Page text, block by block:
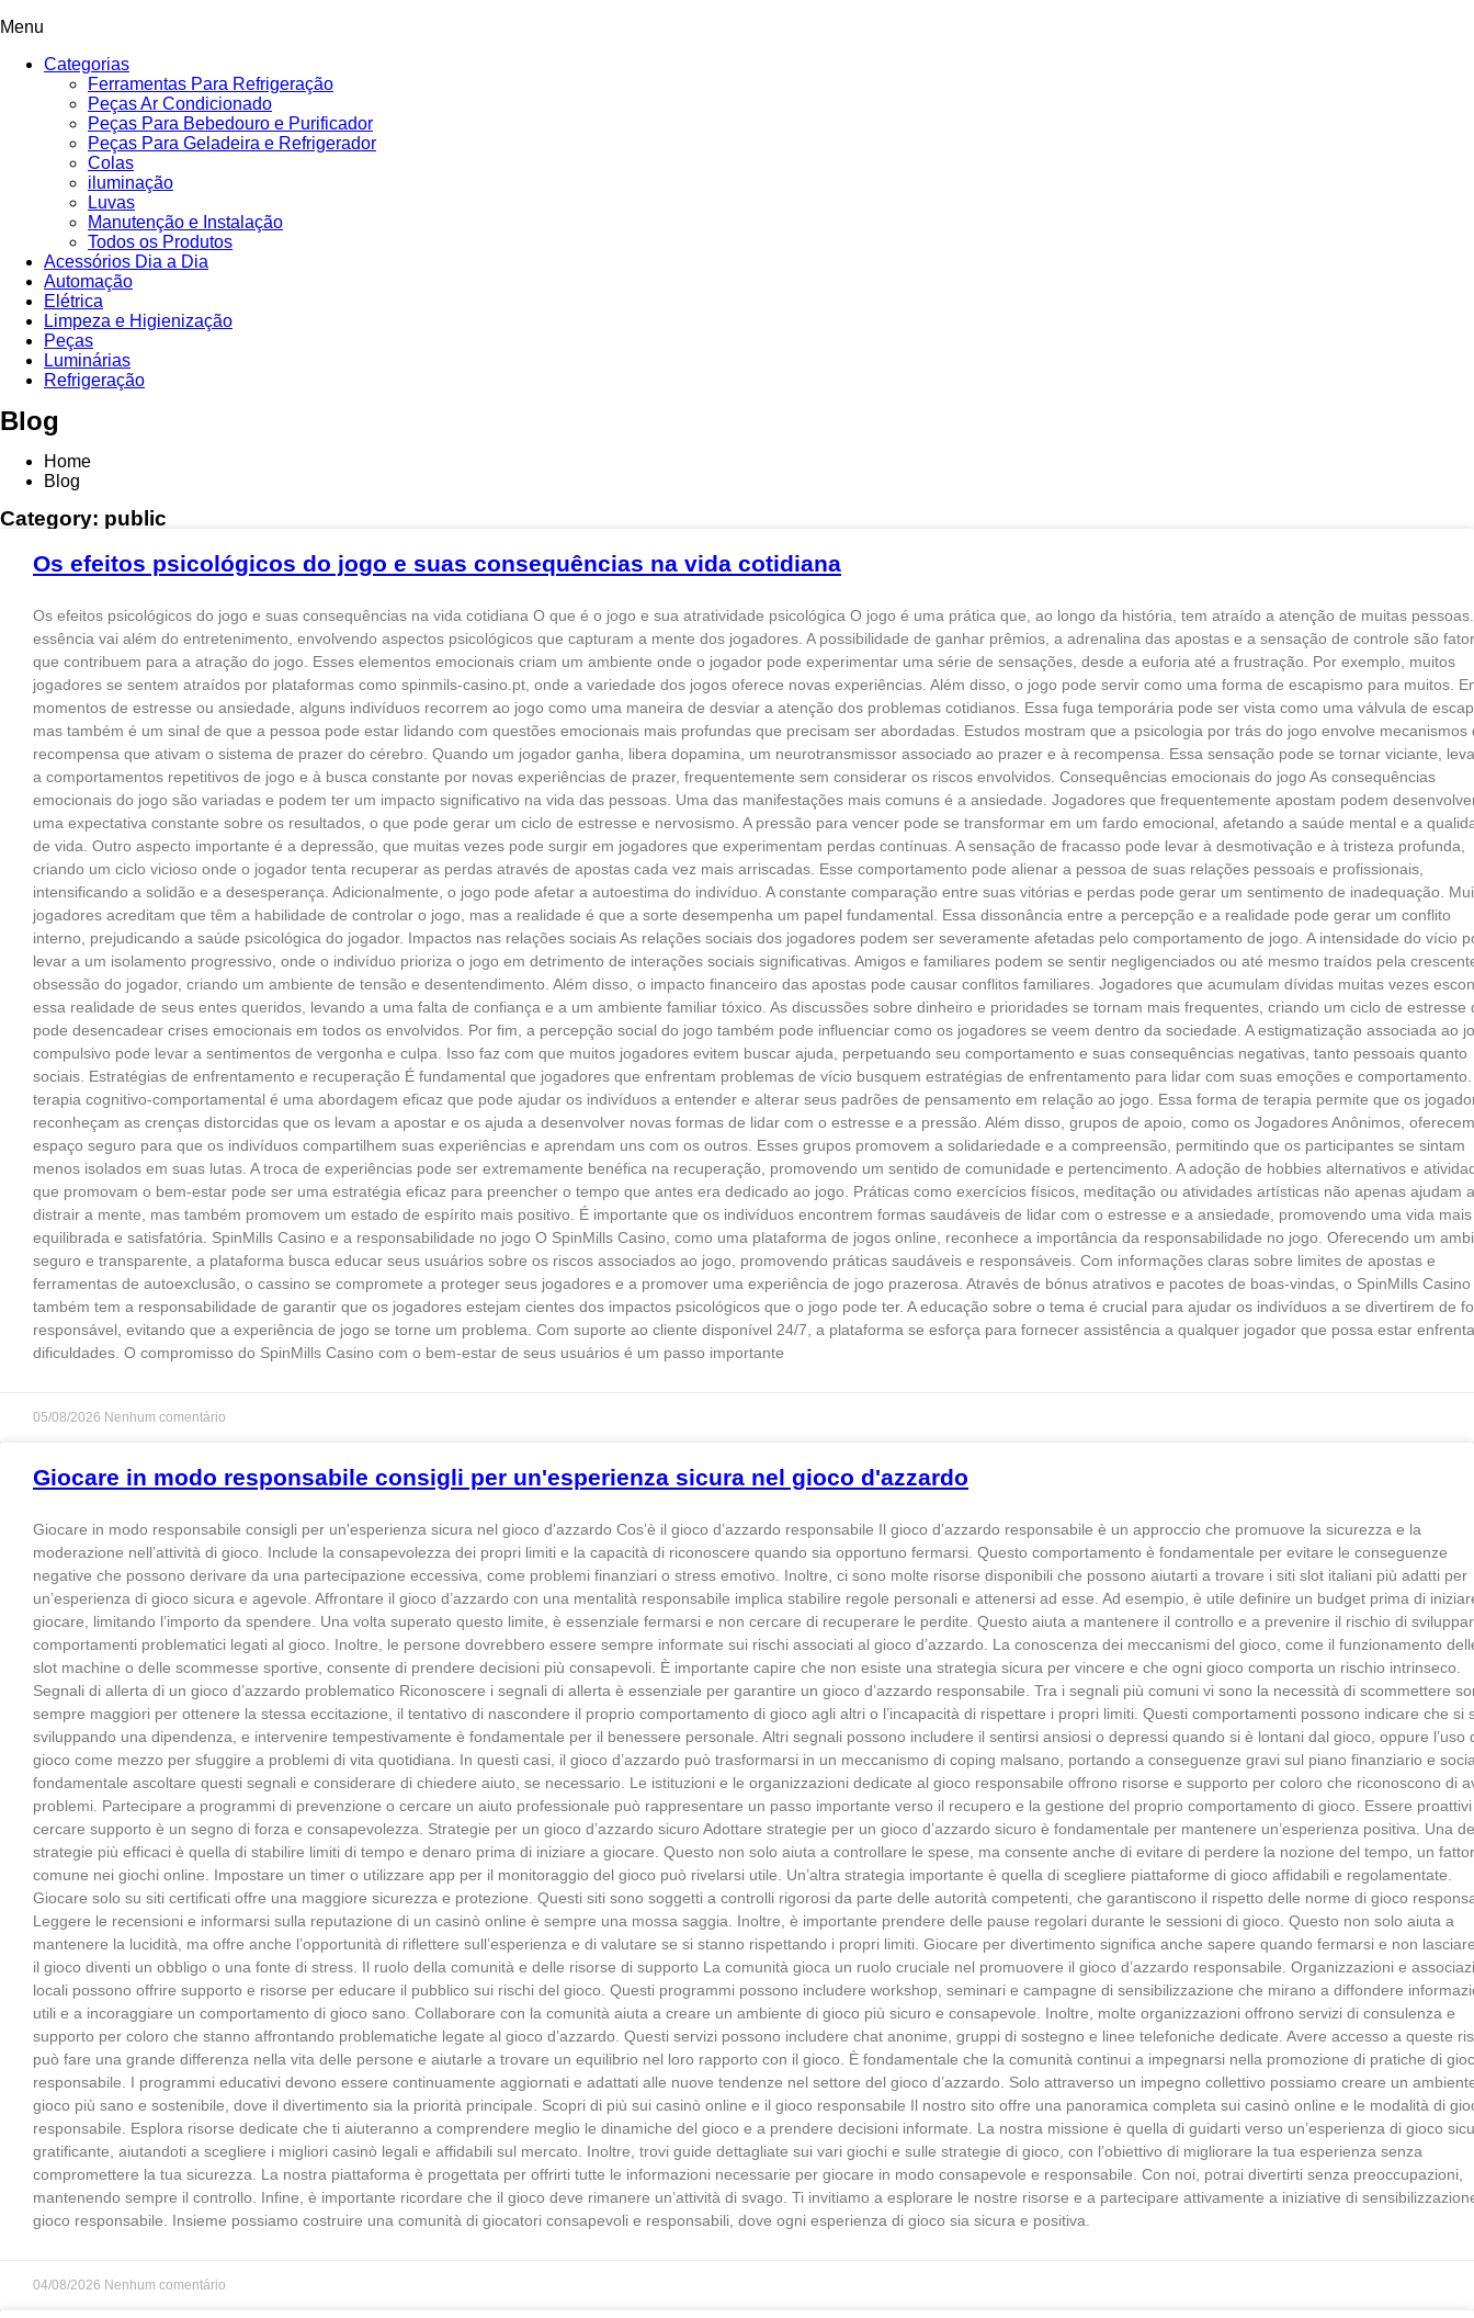
Menu
Categorias
Ferramentas Para Refrigeração
Peças Ar Condicionado
Peças Para Bebedouro e Purificador
Peças Para Geladeira e Refrigerador
Colas
iluminação
Luvas
Manutenção e Instalação
Todos os Produtos
Acessórios Dia a Dia
Automação
Elétrica
Limpeza e Higienização
Peças
Luminárias
Refrigeração
Blog
Home
Blog
Category: public
Os efeitos psicológicos do jogo e suas consequências na vida cotidiana
Os efeitos psicológicos do jogo e suas consequências na vida cotidiana O que é o jogo e sua atratividade psicológica O jogo é uma prática que, ao longo da história, tem atraído a atenção de muitas
essência vai além do entretenimento, envolvendo aspectos psicológicos que capturam a mente dos jogadores. A possibilidade de ganhar prêmios, a adrenalina das apostas e a sensação de controle são
que contribuem para a atração do jogo. Esses elementos emocionais criam um ambiente onde o jogador pode experimentar uma série de sensações, desde a euforia até a frustração. Por exemplo, muitos
jogadores se sentem atraídos por plataformas como spinmils-casino.pt, onde a variedade dos jogos oferece novas experiências. Além disso, o jogo pode servir como uma forma de escapismo para muitos.
momentos de estresse ou ansiedade, alguns indivíduos recorrem ao jogo como uma maneira de desviar a atenção dos problemas cotidianos. Essa fuga temporária pode ser vista como uma válvula de
mas também é um sinal de que a pessoa pode estar lidando com questões emocionais mais profundas que precisam ser abordadas. Estudos mostram que a psicologia por trás do jogo envolve mecanismos
recompensa que ativam o sistema de prazer do cérebro. Quando um jogador ganha, libera dopamina, um neurotransmissor associado ao prazer e à recompensa. Essa sensação pode se tornar viciante,
a comportamentos repetitivos de jogo e à busca constante por novas experiências de prazer, frequentemente sem considerar os riscos envolvidos. Consequências emocionais do jogo As consequências
emocionais do jogo são variadas e podem ter um impacto significativo na vida das pessoas. Uma das manifestações mais comuns é a ansiedade. Jogadores que frequentemente apostam podem
uma expectativa constante sobre os resultados, o que pode gerar um ciclo de estresse e nervosismo. A pressão para vencer pode se transformar em um fardo emocional, afetando a saúde mental e a
de vida. Outro aspecto importante é a depressão, que muitas vezes pode surgir em jogadores que experimentam perdas contínuas. A sensação de fracasso pode levar à desmotivação e à tristeza profunda,
criando um ciclo vicioso onde o jogador tenta recuperar as perdas através de apostas cada vez mais arriscadas. Esse comportamento pode alienar a pessoa de suas relações pessoais e profissionais,
intensificando a solidão e a desesperança. Adicionalmente, o jogo pode afetar a autoestima do indivíduo. A constante comparação entre suas vitórias e perdas pode gerar um sentimento de inadequação.
jogadores acreditam que têm a habilidade de controlar o jogo, mas a realidade é que a sorte desempenha um papel fundamental. Essa dissonância entre a percepção e a realidade pode gerar um conflito
interno, prejudicando a saúde psicológica do jogador. Impactos nas relações sociais As relações sociais dos jogadores podem ser severamente afetadas pelo comportamento de jogo. A intensidade do vício
levar a um isolamento progressivo, onde o indivíduo prioriza o jogo em detrimento de interações sociais significativas. Amigos e familiares podem se sentir negligenciados ou até mesmo traídos pela
obsessão do jogador, criando um ambiente de tensão e desentendimento. Além disso, o impacto financeiro das apostas pode causar conflitos familiares. Jogadores que acumulam dívidas muitas vezes
essa realidade de seus entes queridos, levando a uma falta de confiança e a um ambiente familiar tóxico. As discussões sobre dinheiro e prioridades se tornam mais frequentes, criando um ciclo de estresse
pode desencadear crises emocionais em todos os envolvidos. Por fim, a percepção social do jogo também pode influenciar como os jogadores se veem dentro da sociedade. A estigmatização associada ao
compulsivo pode levar a sentimentos de vergonha e culpa. Isso faz com que muitos jogadores evitem buscar ajuda, perpetuando seu comportamento e suas consequências negativas, tanto pessoais quanto
sociais. Estratégias de enfrentamento e recuperação É fundamental que jogadores que enfrentam problemas de vício busquem estratégias de enfrentamento para lidar com suas emoções e comportamento.
terapia cognitivo-comportamental é uma abordagem eficaz que pode ajudar os indivíduos a entender e alterar seus padrões de pensamento em relação ao jogo. Essa forma de terapia permite que os
reconheçam as crenças distorcidas que os levam a apostar e os ajuda a desenvolver novas formas de lidar com o estresse e a pressão. Além disso, grupos de apoio, como os Jogadores Anônimos,
espaço seguro para que os indivíduos compartilhem suas experiências e aprendam uns com os outros. Esses grupos promovem a solidariedade e a compreensão, permitindo que os participantes se sintam
menos isolados em suas lutas. A troca de experiências pode ser extremamente benéfica na recuperação, promovendo um sentido de comunidade e pertencimento. A adoção de hobbies alternativos e
que promovam o bem-estar pode ser uma estratégia eficaz para preencher o tempo que antes era dedicado ao jogo. Práticas como exercícios físicos, meditação ou atividades artísticas não apenas ajudam a
distrair a mente, mas também promovem um estado de espírito mais positivo. É importante que os indivíduos encontrem formas saudáveis de lidar com o estresse e a ansiedade, promovendo uma vida mais
equilibrada e satisfatória. SpinMills Casino e a responsabilidade no jogo O SpinMills Casino, como uma plataforma de jogos online, reconhece a importância da responsabilidade no jogo. Oferecendo um
seguro e transparente, a plataforma busca educar seus usuários sobre os riscos associados ao jogo, promovendo práticas saudáveis e responsáveis. Com informações claras sobre limites de apostas e
ferramentas de autoexclusão, o cassino se compromete a proteger seus jogadores e a promover uma experiência de jogo prazerosa. Através de bónus atrativos e pacotes de boas-vindas, o SpinMills Casino
também tem a responsabilidade de garantir que os jogadores estejam cientes dos impactos psicológicos que o jogo pode ter. A educação sobre o tema é crucial para ajudar os indivíduos a se divertirem de
responsável, evitando que a experiência de jogo se torne um problema. Com suporte ao cliente disponível 24/7, a plataforma se esforça para fornecer assistência a qualquer jogador que possa estar
dificuldades. O compromisso do SpinMills Casino com o bem-estar de seus usuários é um passo importante
05/08/2026 Nenhum comentário
Giocare in modo responsabile consigli per un'esperienza sicura nel gioco d'azzardo
Giocare in modo responsabile consigli per un'esperienza sicura nel gioco d'azzardo Cos’è il gioco d’azzardo responsabile Il gioco d’azzardo responsabile è un approccio che promuove la sicurezza e la
moderazione nell’attività di gioco. Include la consapevolezza dei propri limiti e la capacità di riconoscere quando sia opportuno fermarsi. Questo comportamento è fondamentale per evitare le conseguenze
negative che possono derivare da una partecipazione eccessiva, come problemi finanziari o stress emotivo. Inoltre, ci sono molte risorse disponibili che possono aiutarti a trovare i siti slot italiani più adatti per
un’esperienza di gioco sicura e agevole. Affrontare il gioco d’azzardo con una mentalità responsabile implica stabilire regole personali e attenersi ad esse. Ad esempio, è utile definire un budget prima di
giocare, limitando l’importo da spendere. Una volta superato questo limite, è essenziale fermarsi e non cercare di recuperare le perdite. Questo aiuta a mantenere il controllo e a prevenire il rischio di
comportamenti problematici legati al gioco. Inoltre, le persone dovrebbero essere sempre informate sui rischi associati al gioco d’azzardo. La conoscenza dei meccanismi del gioco, come il funzionamento
slot machine o delle scommesse sportive, consente di prendere decisioni più consapevoli. È importante capire che non esiste una strategia sicura per vincere e che ogni gioco comporta un rischio intrinseco.
Segnali di allerta di un gioco d’azzardo problematico Riconoscere i segnali di allerta è essenziale per garantire un gioco d’azzardo responsabile. Tra i segnali più comuni vi sono la necessità di scommettere
sempre maggiori per ottenere la stessa eccitazione, il tentativo di nascondere il proprio comportamento di gioco agli altri o l’incapacità di rispettare i propri limiti. Questi comportamenti possono indicare che si
sviluppando una dipendenza, e intervenire tempestivamente è fondamentale per il benessere personale. Altri segnali possono includere il sentirsi ansiosi o depressi quando si è lontani dal gioco, oppure l’uso
gioco come mezzo per sfuggire a problemi di vita quotidiana. In questi casi, il gioco d’azzardo può trasformarsi in un meccanismo di coping malsano, portando a conseguenze gravi sul piano finanziario e
fondamentale ascoltare questi segnali e considerare di chiedere aiuto, se necessario. Le istituzioni e le organizzazioni dedicate al gioco responsabile offrono risorse e supporto per coloro che riconoscono di
problemi. Partecipare a programmi di prevenzione o cercare un aiuto professionale può rappresentare un passo importante verso il recupero e la gestione del proprio comportamento di gioco. Essere
cercare supporto è un segno di forza e consapevolezza. Strategie per un gioco d’azzardo sicuro Adottare strategie per un gioco d’azzardo sicuro è fondamentale per mantenere un’esperienza positiva. Una
strategie più efficaci è quella di stabilire limiti di tempo e denaro prima di iniziare a giocare. Questo non solo aiuta a controllare le spese, ma consente anche di evitare di perdere la nozione del tempo, un
comune nei giochi online. Impostare un timer o utilizzare app per il monitoraggio del gioco può rivelarsi utile. Un’altra strategia importante è quella di scegliere piattaforme di gioco affidabili e regolamentate.
Giocare solo su siti certificati offre una maggiore sicurezza e protezione. Questi siti sono soggetti a controlli rigorosi da parte delle autorità competenti, che garantiscono il rispetto delle norme di gioco
Leggere le recensioni e informarsi sulla reputazione di un casinò online è sempre una mossa saggia. Inoltre, è importante prendere delle pause regolari durante le sessioni di gioco. Questo non solo aiuta a
mantenere la lucidità, ma offre anche l’opportunità di riflettere sull’esperienza e di valutare se si stanno rispettando i propri limiti. Giocare per divertimento significa anche sapere quando fermarsi e non
il gioco diventi un obbligo o una fonte di stress. Il ruolo della comunità e delle risorse di supporto La comunità gioca un ruolo cruciale nel promuovere il gioco d’azzardo responsabile. Organizzazioni e
locali possono offrire supporto e risorse per educare il pubblico sui rischi del gioco. Questi programmi possono includere workshop, seminari e campagne di sensibilizzazione che mirano a diffondere
utili e a incoraggiare un comportamento di gioco sano. Collaborare con la comunità aiuta a creare un ambiente di gioco più sicuro e consapevole. Inoltre, molte organizzazioni offrono servizi di consulenza e
supporto per coloro che stanno affrontando problematiche legate al gioco d’azzardo. Questi servizi possono includere chat anonime, gruppi di sostegno e linee telefoniche dedicate. Avere accesso a queste
può fare una grande differenza nella vita delle persone e aiutarle a trovare un equilibrio nel loro rapporto con il gioco. È fondamentale che la comunità continui a impegnarsi nella promozione di pratiche di
responsabile. I programmi educativi devono essere continuamente aggiornati e adattati alle nuove tendenze nel settore del gioco d’azzardo. Solo attraverso un impegno collettivo possiamo creare un
gioco più sano e sostenibile, dove il divertimento sia la priorità principale. Scopri di più sui casinò online e il gioco responsabile Il nostro sito offre una panoramica completa sui casinò online e le modalità di
responsabile. Esplora risorse dedicate che ti aiuteranno a comprendere meglio le dinamiche del gioco e a prendere decisioni informate. La nostra missione è quella di guidarti verso un’esperienza di gioco
gratificante, aiutandoti a scegliere i migliori casinò legali e affidabili sul mercato. Inoltre, trovi guide dettagliate sui vari giochi e sulle strategie di gioco, con l’obiettivo di migliorare la tua esperienza senza
compromettere la tua sicurezza. La nostra piattaforma è progettata per offrirti tutte le informazioni necessarie per giocare in modo consapevole e responsabile. Con noi, potrai divertirti senza preoccupazioni,
mantenendo sempre il controllo. Infine, è importante ricordare che il gioco deve rimanere un’attività di svago. Ti invitiamo a esplorare le nostre risorse e a partecipare attivamente a iniziative di
gioco responsabile. Insieme possiamo costruire una comunità di giocatori consapevoli e responsabili, dove ogni esperienza di gioco sia sicura e positiva.
04/08/2026 Nenhum comentário